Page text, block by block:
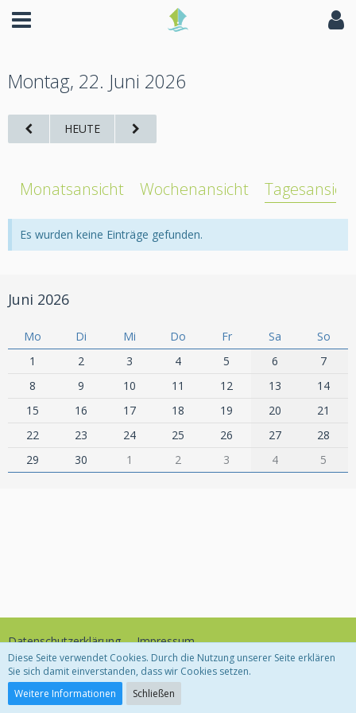
Montag, 22. Juni 2026
HEUTE
Monatsansicht Wochenansicht Tagesansicht
Es wurden keine Einträge gefunden.
Juni 2026
Mo Di Mi Do Fr Sa
So
1
2 3 4 5 6
7
8
9 10 11 12 13
14
15
16 17 18 19 20
21
22
23 24 25 26 27
28
29
30 1 2 3 4 5
Datenschutzerklärung Impressum
Community-Software:
Diese Seite verwendet Cookies. Durch die Nutzung unserer Seite erklären
Sie sich damit einverstanden, dass wir Cookies setzen.
Weitere Informationen
Schließen